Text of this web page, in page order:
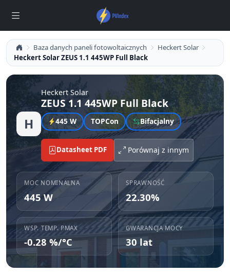
Baza danych paneli fotowoltaicznych
Heckert Solar
Heckert Solar ZEUS 1.1 445WP Full Black
H
Heckert Solar
ZEUS 1.1 445WP Full Black
445 W TOPCon Bifacjalny
Datasheet PDF Porównaj z innym
MOC NOMINALNA
445 W
SPRAWNOŚĆ
22.30%
WSP. TEMP. PMAX
-0.28 %/°C
GWARANCJA MOCY
30 lat